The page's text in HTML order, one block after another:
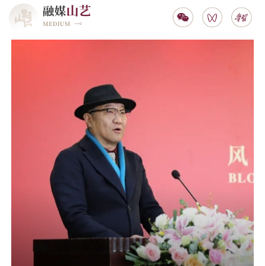
融媒山艺
MEDIUM